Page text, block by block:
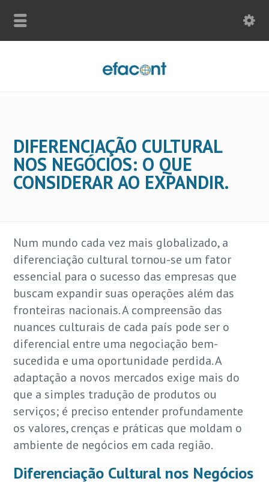
DIFERENCIAÇÃO CULTURAL
NOS NEGÓCIOS: O QUE
CONSIDERAR AO EXPANDIR.
Num mundo cada vez mais globalizado, a
diferenciação cultural tornou-se um fator
essencial para o sucesso das empresas que
buscam expandir suas operações além das
fronteiras nacionais. A compreensão das
nuances culturais de cada país pode ser o
diferencial entre uma negociação bem-
sucedida e uma oportunidade perdida. A
adaptação a novos mercados exige mais do
que a simples tradução de produtos ou
serviços; é preciso entender profundamente
os valores, crenças e práticas que moldam o
ambiente de negócios em cada região.
Diferenciação Cultural nos Negócios